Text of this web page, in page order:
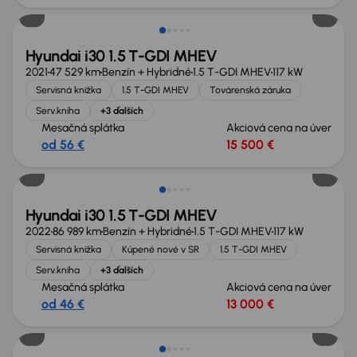
Hyundai i30 1.5 T-GDI MHEV
202147 529 kmBenzín + Hybridné1.5 T-GDI MHEV117 kW
Servisná knižka 1.5 T-GDI MHEV
Továrenská záruka
Serv.kniha
+3 ďalších
Mesačná splátka
od 56 €
Akciová cena na úver
15 500 €
Zlacnené o 500 €
Hyundai i30 1.5 T-GDI MHEV
202286 989 kmBenzín + Hybridné1.5 T-GDI MHEV117 kW
Servisná knižka Kúpené nové v SR
1.5 T-GDI MHEV
Serv.kniha
+3 ďalších
Mesačná splátka
od 46 €
Akciová cena na úver
13 000 €